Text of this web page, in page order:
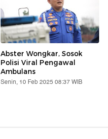
Abster Wongkar, Sosok
Polisi Viral Pengawal
Ambulans
Senin, 10 Feb 2025 08:37 WIB